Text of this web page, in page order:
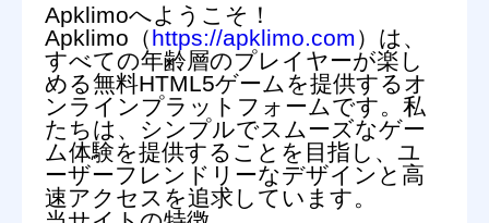
Apklimoへようこそ！
Apklimo（https://apklimo.com）は、
すべての年齢層のプレイヤーが楽し
める無料HTML5ゲームを提供するオ
ンラインプラットフォームです。私
たちは、シンプルでスムーズなゲー
ム体験を提供することを目指し、ユ
ーザーフレンドリーなデザインと高
速アクセスを追求しています。